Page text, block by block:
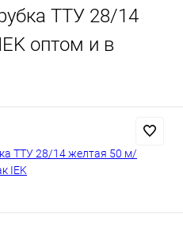
ТТУ 28/14
оптом и в